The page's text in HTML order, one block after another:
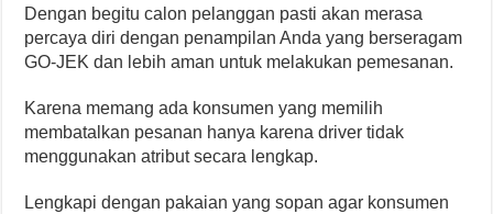
Dengan begitu calon pelanggan pasti akan merasa
percaya diri dengan penampilan Anda yang berseragam
GO-JEK dan lebih aman untuk melakukan pemesanan.
Karena memang ada konsumen yang memilih
membatalkan pesanan hanya karena driver tidak
menggunakan atribut secara lengkap.
Lengkapi dengan pakaian yang sopan agar konsumen